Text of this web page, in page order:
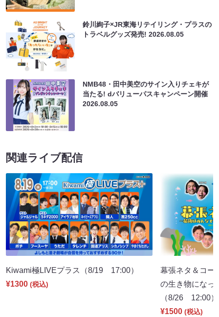
鈴川絢子×JR東海リテイリング・プラスの
トラベルグッズ発売!2026.08.05
NMB48・田中美空のサイン入りチェキが
当たる! dバリューパスキャンペーン開催
2026.08.05
関連ライブ配信
Kiwami極LIVEプラス（8/19 17:00）
¥1300 (税込)
幕張ネタ＆コー
の生き物になっ
（8/26 12:00）
¥1500 (税込)